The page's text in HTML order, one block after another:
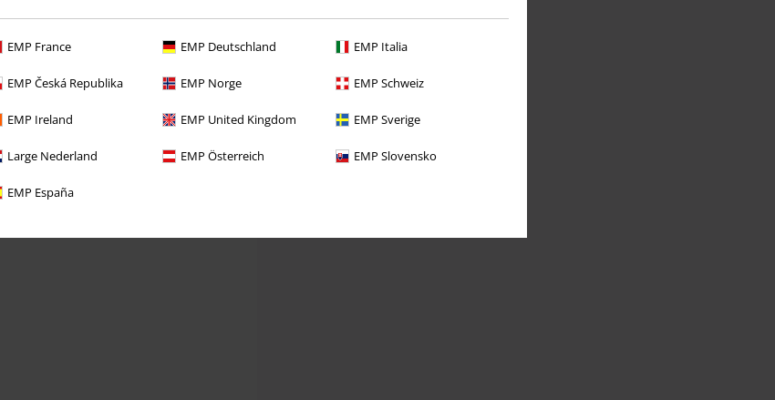
EMP France EMP Deutschland EMP Italia
EMP Česká Republika EMP Norge EMP Schweiz
EMP Ireland EMP United Kingdom EMP Sverige
Large Nederland EMP Österreich EMP Slovensko
EMP España